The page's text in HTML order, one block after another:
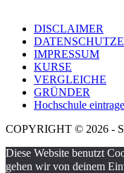
DISCLAIMER
IMPRESSUM
KURSE
VERGLEICHE
GRÜNDER
Hochschule
COPYRIGHT © 2026 -
Diese Website benutzt
gehen wir von deinem